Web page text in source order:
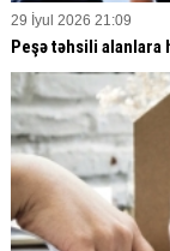
29 İyul 2026 21:09
Peşə təhsili